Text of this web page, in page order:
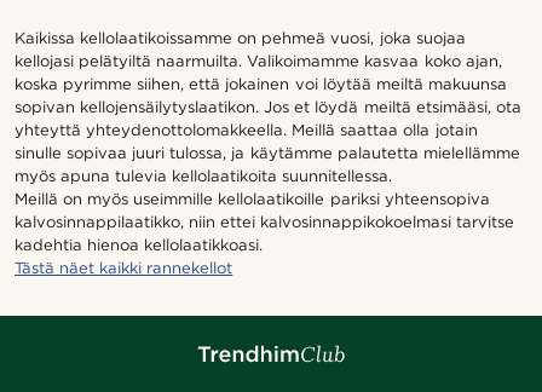
Kaikissa kellolaatikoissamme on pehmeä vuosi, joka suojaa
kellojasi pelätyiltä naarmuilta. Valikoimamme kasvaa koko ajan,
koska pyrimme siihen, että jokainen voi löytää meiltä makuunsa
sopivan kellojensäilytyslaatikon. Jos et löydä meiltä etsimääsi, ota
yhteyttä yhteydenottolomakkeella. Meillä saattaa olla jotain
sinulle sopivaa juuri tulossa, ja käytämme palautetta mielellämme
myös apuna tulevia kellolaatikoita suunnitellessa.
Meillä on myös useimmille kellolaatikoille pariksi yhteensopiva
kalvosinnappilaatikko, niin ettei kalvosinnappikokoelmasi tarvitse
kadehtia hienoa kellolaatikkoasi.
Tästä näet kaikki rannekellot